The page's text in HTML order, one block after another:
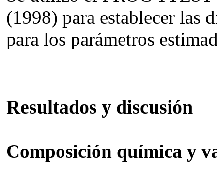
(1998) para establecer las
para los parámetros
Resultados y discusión
Composición química y